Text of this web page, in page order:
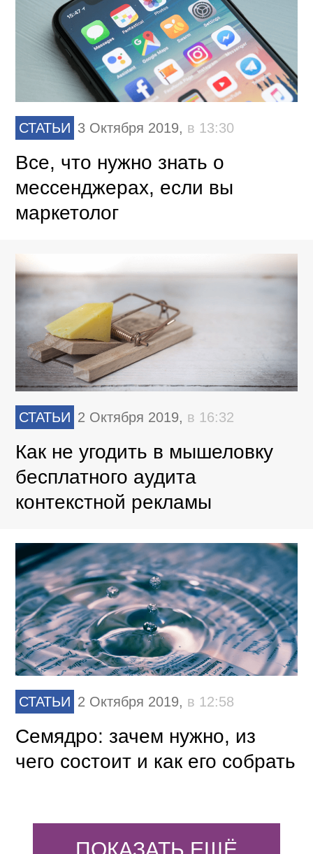
СТАТЬИ 3 Октября 2019, в 13:30
Все, что нужно знать о
мессенджерах, если вы
маркетолог
СТАТЬИ 2 Октября 2019, в 16:32
Как не угодить в мышеловку
бесплатного аудита
контекстной рекламы
СТАТЬИ 2 Октября 2019, в 12:58
Семядро: зачем нужно, из
чего состоит и как его собрать